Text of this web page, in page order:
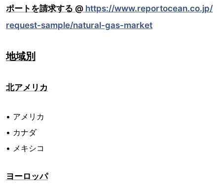
ポートを請求する @ https://www.reportocean.co.jp/
request-sample/natural-gas-market
地域別
北アメリカ
• アメリカ
• カナダ
• メキシコ
ヨーロッパ